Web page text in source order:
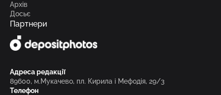
Архів
Досьє
Партнери
Адреса редакції
89600, м.Мукачево, пл. Кирила і Мефодія, 29/3
Телефон